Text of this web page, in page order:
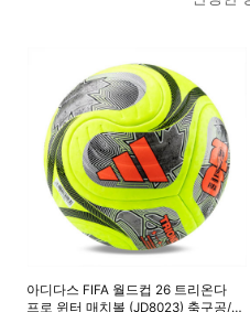
아디다스 FIFA 월드컵 26 트리온다
프로 윈터 매치볼 (JD8023) 축구공/